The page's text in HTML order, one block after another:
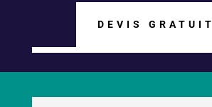
DEVIS GRATUIT